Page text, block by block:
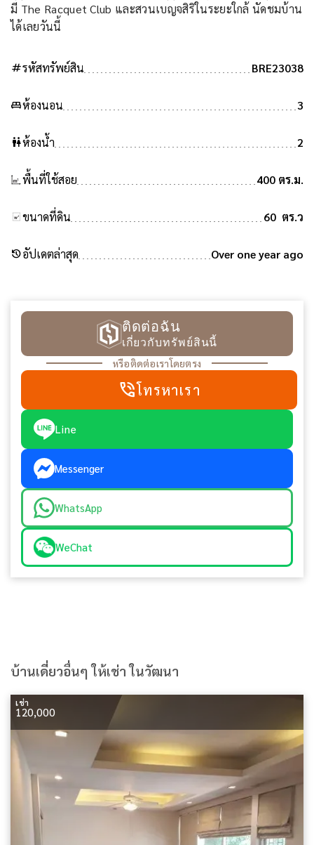
มี The Racquet Club และสวนเบญจสิริในระยะใกล้ นัดชมบ้าน
ได้เลยวันนี้
tagรหัสทรัพย์สิน BRE23038
king_bedห้องนอน 3
wcห้องน้ำ 2
พื้นที่ใช้สอย 400 ตร.ม.
ขนาดที่ดิน 60 ตร.ว
historyอัปเดตล่าสุด Over one year ago
ติดต่อฉัน
เกี่ยวกับทรัพย์สินนี้
หรือติดต่อเราโดยตรง
phone_in_talkโทรหาเรา
Line
Messenger
WhatsApp
WeChat
บ้านเดี่ยวอื่นๆ ให้เช่า ในวัฒนา
เช่า
120,000